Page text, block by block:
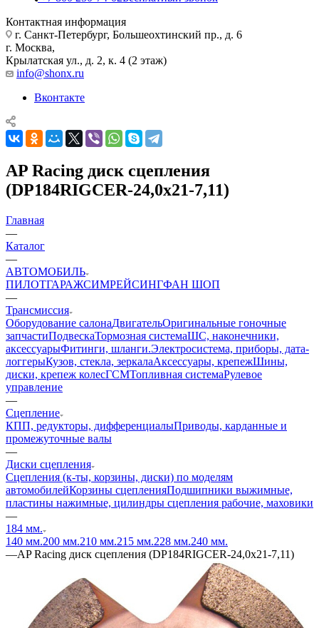
Контактная информация
г. Санкт-Петербург, Большеохтинский пр., д. 6
г. Москва,
Крылатская ул., д. 2, к. 4 (2 этаж)
info@shonx.ru
Вконтакте
AP Racing диск сцепления
(DP184RIGCER-24,0x21-7,11)
Главная
—
Каталог
—
АВТОМОБИЛЬ
ПИЛОТГАРАЖСИМРЕЙСИНГФАН ШОП
—
Трансмиссия
Оборудование салонаДвигательОригинальные гоночные
запчастиПодвескаТормозная системаШС, наконечники,
аксессуарыФитинги, шланги.Электросистема, приборы, дата-
логгерыКузов, стекла, зеркалаАксессуары, крепежШины,
диски, крепеж колесГСМТопливная системаРулевое
управление
—
Сцепление
КПП, редукторы, дифференциалыПриводы, карданные и
промежуточные валы
—
Диски сцепления
Сцепления (к-ты, корзины, диски) по моделям
автомобилейКорзины сцепленияПодшипники выжимные,
пластины нажимные, цилиндры сцепления рабочие, маховики
—
184 мм.
140 мм.200 мм.210 мм.215 мм.228 мм.240 мм.
—AP Racing диск сцепления (DP184RIGCER-24,0x21-7,11)